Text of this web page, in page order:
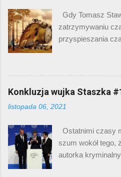
sprawdzić kiedy
„Twoja Stara,
obecny jest już od
Pomijam to, czy
zdania są
znam kilka osób,
Pierwsze jest
orzecznikowym,
dramatis personae
miejsce akcji dom,
„stworzenie, które
stereotyp, którym
Wprawdzie moje
Gdy Tomasz
zatrzymywaniu
przyspieszania
powiązaniu
postrzeganiem
obruszyło. I nie
zjawiska
dostrzega, że z
dowcipów („w
małe wakacje, a
między rundami
Konkluzja wujka Staszka
listopada 06, 2021
Ostatnimi czasy
szum wokół tego,
autorka